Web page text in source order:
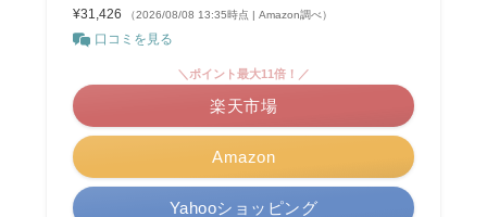
¥31,426
（2026/08/08 13:35時点 | Amazon調べ）
口コミを見る
Amazon
＼ポイント最大11倍！／
楽天市場
Yahooショッピング